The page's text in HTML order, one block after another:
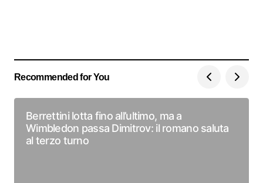
Recommended for You
Berrettini lotta fino all’ultimo, ma a
Wimbledon passa Dimitrov: il romano saluta
al terzo turno